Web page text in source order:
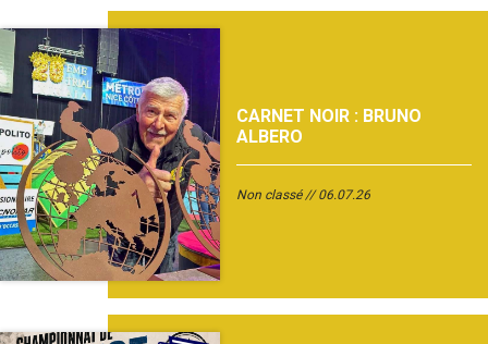
CARNET NOIR : BRUNO
ALBERO
Non classé 06.07.26